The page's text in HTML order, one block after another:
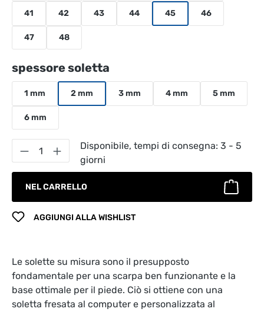
41 42 43 44 45 46
47 48
Seleziona
spessore soletta
1 mm 2 mm 3 mm 4 mm 5 mm
6 mm
Quantità del prodotto: inserisci la
Disponibile, tempi di consegna: 3 - 5
giorni
NEL CARRELLO
AGGIUNGI ALLA WISHLIST
Le solette su misura sono il presupposto
fondamentale per una scarpa ben funzionante e la
base ottimale per il piede. Ciò si ottiene con una
soletta fresata al computer e personalizzata al